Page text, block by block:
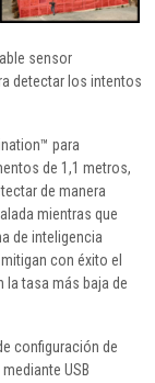
sensor
detectar los intentos
para
de 1,1 metros,
de manera
mientras que
de inteligencia
con éxito el
tasa más baja de
configuración de
USB